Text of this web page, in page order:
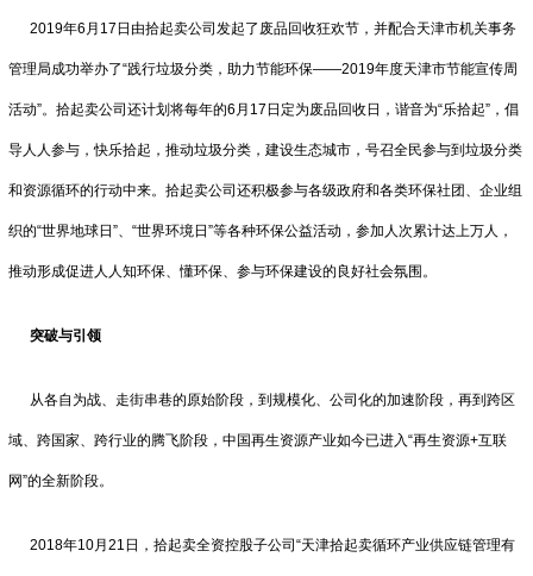
2019年6月17日由拾起卖公司发起了废品回收狂欢节，并配合天津市机关事务
管理局成功举办了“践行垃圾分类，助力节能环保——2019年度天津市节能宣传周
活动”。拾起卖公司还计划将每年的6月17日定为废品回收日，谐音为“乐拾起”，倡
导人人参与，快乐拾起，推动垃圾分类，建设生态城市，号召全民参与到垃圾分类
和资源循环的行动中来。拾起卖公司还积极参与各级政府和各类环保社团、企业组
织的“世界地球日”、“世界环境日”等各种环保公益活动，参加人次累计达上万人，
推动形成促进人人知环保、懂环保、参与环保建设的良好社会氛围。
突破与引领
从各自为战、走街串巷的原始阶段，到规模化、公司化的加速阶段，再到跨区
域、跨国家、跨行业的腾飞阶段，中国再生资源产业如今已进入“再生资源+互联
网”的全新阶段。
2018年10月21日，拾起卖全资控股子公司“天津拾起卖循环产业供应链管理有